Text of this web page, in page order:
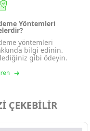
Yöntemleri
yöntemleri
bilgi edinin.
gibi ödeyin.
ÇEKEBİLİR